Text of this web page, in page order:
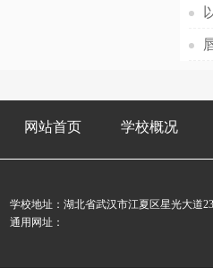
网站首页 学校概况
学校地址：湖北省武汉市江夏区星光大道
通用网址：